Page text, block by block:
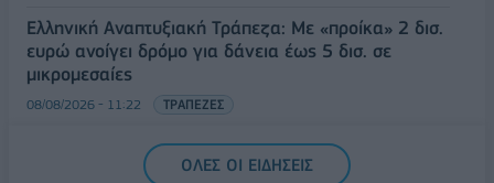
Ελληνική Αναπτυξιακή Τράπεζα: Με «προίκα» 2 δισ.
ευρώ ανοίγει δρόμο για δάνεια έως 5 δισ. σε
μικρομεσαίες
08/08/2026 - 11:22 ΤΡΑΠΕΖΕΣ
5G παντού, 6G στον ορίζοντα: Πού βρίσκεται η
Ελλάδα στη μεγάλη τεχνολογική μετάβαση
ΟΛΕΣ ΟΙ ΕΙΔΗΣΕΙΣ